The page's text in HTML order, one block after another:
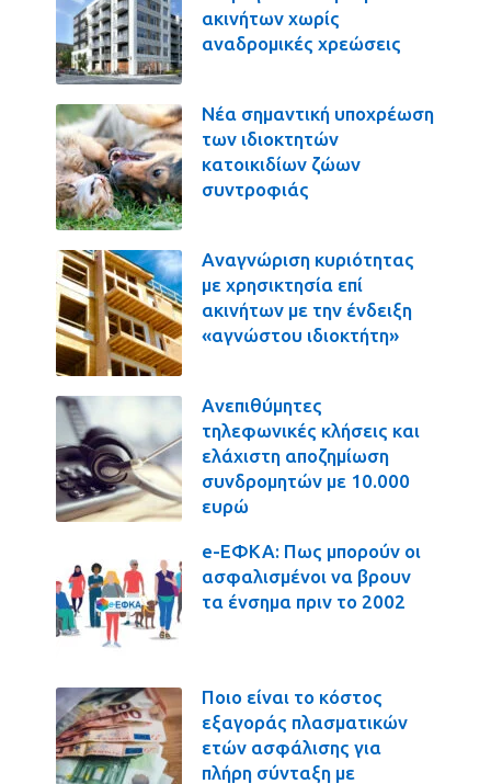
ακινήτων χωρίς
αναδρομικές χρεώσεις
Νέα σημαντική υποχρέωση
των ιδιοκτητών
κατοικιδίων ζώων
συντροφιάς
Αναγνώριση κυριότητας
με χρησικτησία επί
ακινήτων με την ένδειξη
«αγνώστου ιδιοκτήτη»
Ανεπιθύμητες
τηλεφωνικές κλήσεις και
ελάχιστη αποζημίωση
συνδρομητών με 10.000
ευρώ
e-ΕΦΚΑ: Πως μπορούν οι
ασφαλισμένοι να βρουν
τα ένσημα πριν το 2002
Ποιο είναι το κόστος
εξαγοράς πλασματικών
ετών ασφάλισης για
πλήρη σύνταξη με